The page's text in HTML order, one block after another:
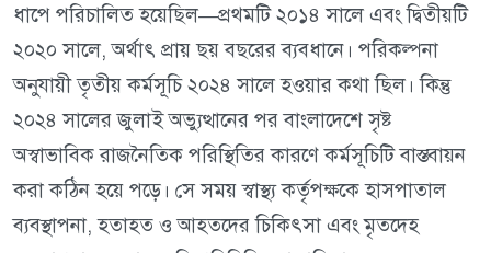
ধাপে পরিচালিত হয়েছিল—প্রথমটি ২০১৪ সালে এবং দ্বিতীয়টি
২০২০ সালে, অর্থাৎ প্রায় ছয় বছরের ব্যবধানে। পরিকল্পনা
অনুযায়ী তৃতীয় কর্মসূচি ২০২৪ সালে হওয়ার কথা ছিল। কিন্তু
২০২৪ সালের জুলাই অভ্যুত্থানের পর বাংলাদেশে সৃষ্ট
অস্বাভাবিক রাজনৈতিক পরিস্থিতির কারণে কর্মসূচিটি বাস্তবায়ন
করা কঠিন হয়ে পড়ে। সে সময় স্বাস্থ্য কর্তৃপক্ষকে হাসপাতাল
ব্যবস্থাপনা, হতাহত ও আহতদের চিকিৎসা এবং মৃতদেহ